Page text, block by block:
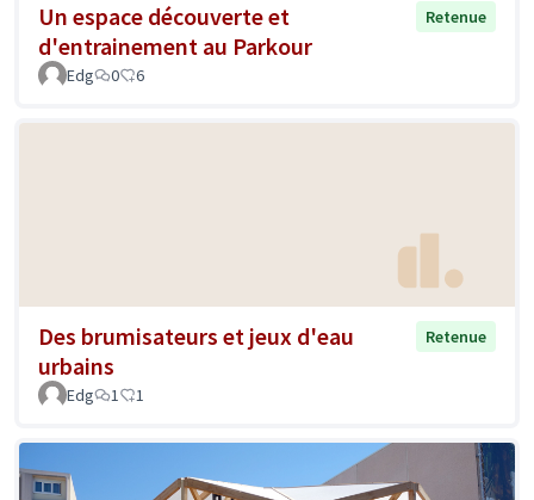
Un espace découverte et
d'entrainement au Parkour
Retenue
Edg 0 6
Des brumisateurs et jeux d'eau
urbains
Retenue
Edg 1 1